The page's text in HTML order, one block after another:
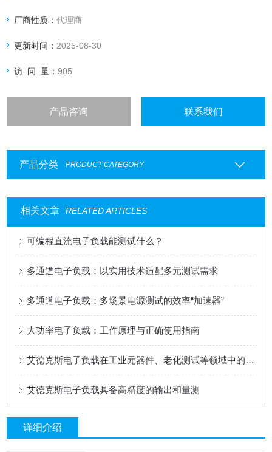
厂商性质：代理商
更新时间： 2025-08-30
访 问 量：905
产品咨询 联系我们
产品分类 PRODUCT CATEGORY
相关文章 RELATED ARTICLES
可编程直流电子负载能测试什么？
多通道电子负载：以实用技术适配多元测试需求
多通道电子负载：多场景电源测试的效率“加速器”
大功率电子负载：工作原理与正确使用指南
艾德克斯电子负载在工业元器件、老化测试等领域中的用途
艾德克斯电子负载具备高精度的输出和量测
详细介绍